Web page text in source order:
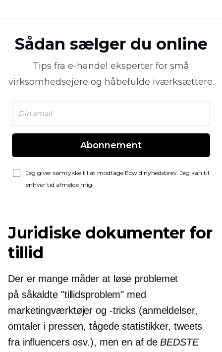
Sådan sælger du online
Tips fra e-handel eksperter for små
virksomhedsejere og håbefulde iværksættere.
Abonnement
Jeg giver samtykke til at modtage Ecwid nyhedsbrev. Jeg kan til
enhver tid afmelde mig.
Juridiske dokumenter for
tillid
Der er mange måder at løse problemet
på såkaldte"tillidsproblem" med
marketingværktøjer og -tricks (anmeldelser,
omtaler i pressen, tågede statistikker, tweets
fra influencers osv.), men en af ​​deBEDSTE